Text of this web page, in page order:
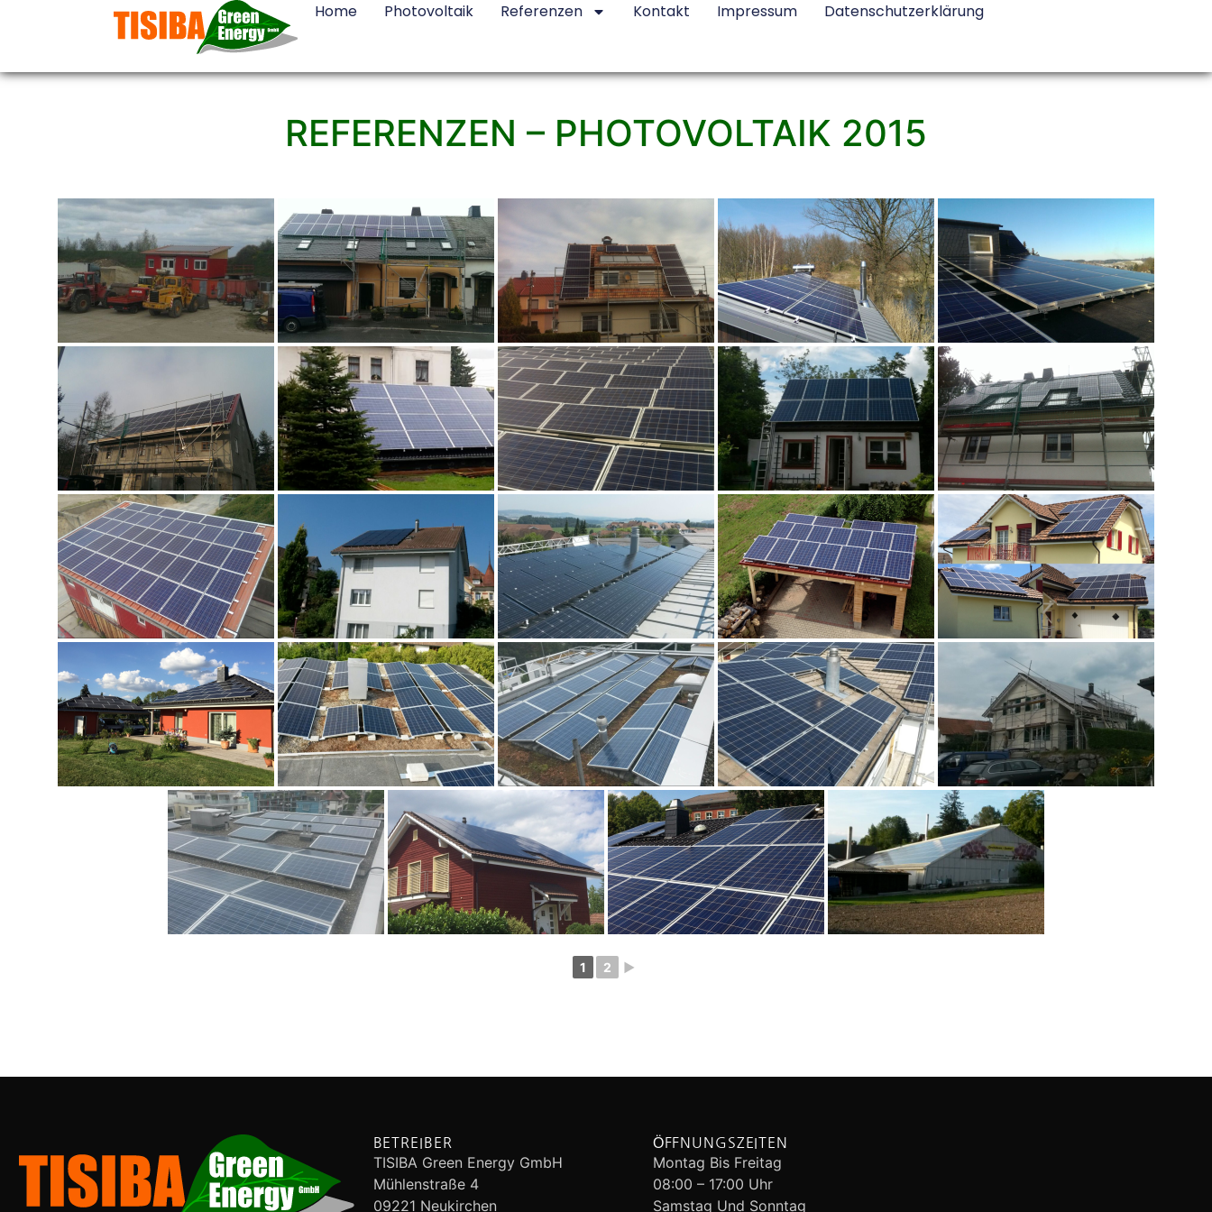
Home Photovoltaik Referenzen Kontakt Impressum Datenschutzerklärung
REFERENZEN – PHOTOVOLTAIK 2015
1 2 ►
BETREIBER
TISIBA Green Energy GmbH
Mühlenstraße 4
09221 Neukirchen
ÖFFNUNGSZEITEN
Montag Bis Freitag
08:00 – 17:00 Uhr
Samstag Und Sonntag